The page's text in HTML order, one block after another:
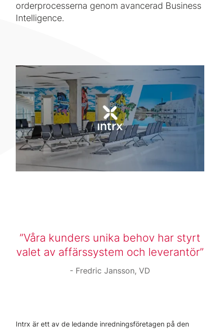
orderprocesserna genom avancerad Business
Intelligence.
Våra kunders unika behov har styrt
valet av affärssystem och leverantör
Fredric Jansson, VD
Intrx är ett av de ledande inredningsföretagen på den